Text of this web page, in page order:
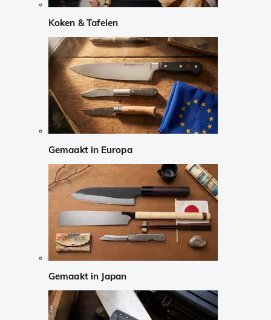
Koken & Tafelen
Gemaakt in Europa
Gemaakt in Japan